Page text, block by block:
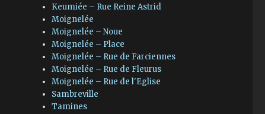
Keumiée – Rue Reine Astrid
Moignelée
Moignelée – Noue
Moignelée – Place
Moignelée – Rue de Farciennes
Moignelée – Rue de Fleurus
Moignelée – Rue de l'Eglise
Sambreville
Tamines